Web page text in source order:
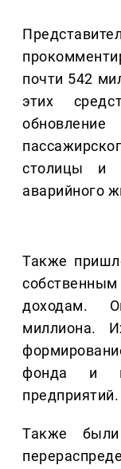
почти 542
этих
столицы и
аварийного
Также
доходам.
миллиона.
фонда и
предприятий.
Также